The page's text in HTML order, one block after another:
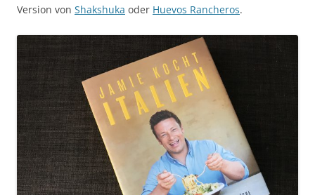
Version von Shakshuka oder Huevos Rancheros.